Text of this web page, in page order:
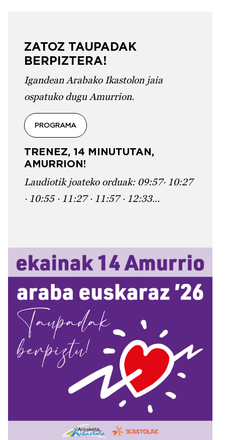
ZATOZ TAUPADAK
BERPIZTERA!
Igandean Arabako Ikastolon jaia
ospatuko dugu Amurrion.
PROGRAMA
TRENEZ, 14 MINUTUTAN,
AMURRION!
Laudiotik joateko orduak: 09:57· 10:27
· 10:55 · 11:27 · 11:57 · 12:33...